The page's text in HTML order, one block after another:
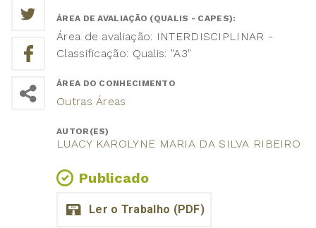
ÁREA DE AVALIAÇÃO (QUALIS - CAPES):
Área de avaliação: INTERDISCIPLINAR -
Classificação: Qualis: "A3"
ÁREA DO CONHECIMENTO
Outras Áreas
AUTOR(ES)
LUACY KAROLYNE MARIA DA SILVA RIBEIRO
Publicado